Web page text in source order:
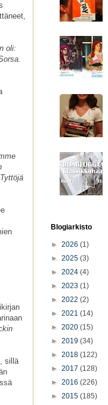
oli:
sillä
Blogiarkisto
► 2026 (1)
► 2025 (3)
► 2024 (4)
► 2023 (1)
► 2022 (2)
► 2021 (14)
► 2020 (15)
► 2019 (34)
► 2018 (122)
► 2017 (128)
► 2016 (226)
► 2015 (185)